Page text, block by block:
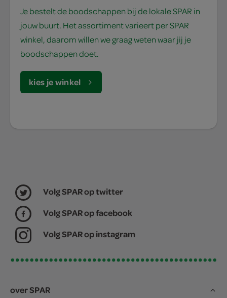
Je bestelt de boodschappen bij de lokale SPAR in
jouw buurt. Het assortiment varieert per SPAR
winkel, daarom willen we graag weten waar jij je
boodschappen doet.
kies je winkel
Volg SPAR op twitter
Volg SPAR op facebook
Volg SPAR op instagram
over SPAR